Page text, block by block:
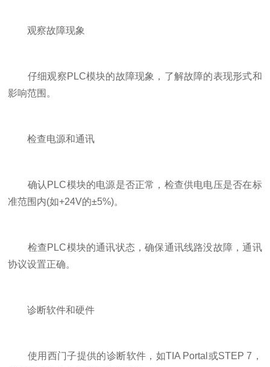
观察故障现象
仔细观察PLC模块的故障现象，了解故障的表现形式和
影响范围。
检查电源和通讯
确认PLC模块的电源是否正常，检查供电电压是否在标
准范围内(如+24V的±5%)。
检查PLC模块的通讯状态，确保通讯线路没故障，通讯
协议设置正确。
诊断软件和硬件
使用西门子提供的诊断软件，如TIA Portal或STEP 7，